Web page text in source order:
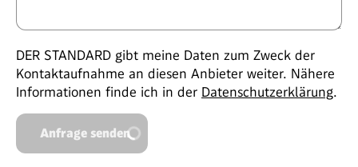
DER STANDARD gibt meine Daten zum Zweck der
Kontaktaufnahme an diesen Anbieter weiter. Nähere
Informationen finde ich in der Datenschutzerklärung.
Anfrage senden